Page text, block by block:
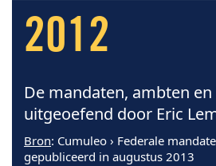
2012
De mandaten, ambten
uitgeoefend door Eric
Bron: Cumuleo › Federale
gepubliceerd in augustus 2013